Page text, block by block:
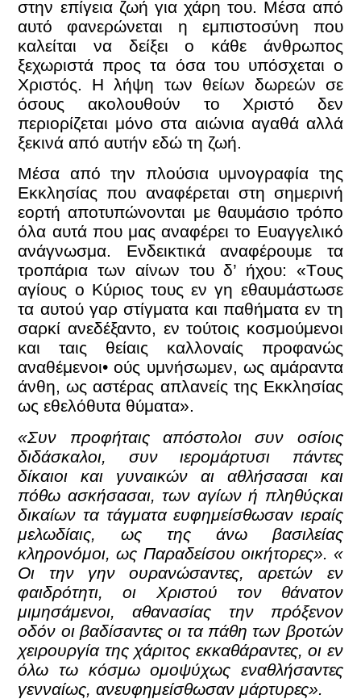
στην επίγεια ζωή για χάρη του. Μέσα από
αυτό φανερώνεται η εμπιστοσύνη που
καλείται να δείξει ο κάθε άνθρωπος
ξεχωριστά προς τα όσα του υπόσχεται ο
Χριστός. Η λήψη των θείων δωρεών σε
όσους ακολουθούν το Χριστό δεν
περιορίζεται μόνο στα αιώνια αγαθά αλλά
ξεκινά από αυτήν εδώ τη ζωή.
Μέσα από την πλούσια υμνογραφία της
Εκκλησίας που αναφέρεται στη σημερινή
εορτή αποτυπώνονται με θαυμάσιο τρόπο
όλα αυτά που μας αναφέρει το Ευαγγελικό
ανάγνωσμα. Ενδεικτικά αναφέρουμε τα
τροπάρια των αίνων του δ’ ήχου: «Tους
αγίους ο Κύριος τους εν γη εθαυμάστωσε
τα αυτού γαρ στίγματα και παθήματα εν τη
σαρκί ανεδέξαντο, εν τούτοις κοσμούμενοι
και ταις θείαις καλλοναίς προφανώς
αναθέμενοι• ούς υμνήσωμεν, ως αμάραντα
άνθη, ως αστέρας απλανείς της Εκκλησίας
ως εθελόθυτα θύματα».
«Συν προφήταις απόστολοι συν οσίοις
διδάσκαλοι, συν ιερομάρτυσι πάντες
δίκαιοι και γυναικών αι αθλήσασαι και
πόθω ασκήσασαι, των αγίων ή πληθύςκαι
δικαίων τα τάγματα ευφημείσθωσαν ιεραίς
μελωδίαις, ως της άνω βασιλείας
κληρονόμοι, ως Παραδείσου οικήτορες». «
Οι την γην ουρανώσαντες, αρετών εν
φαιδρότητι, οι Χριστού τον θάνατον
μιμησάμενοι, αθανασίας την πρόξενον
οδόν οι βαδίσαντες οι τα πάθη των βροτών
χειρουργία της χάριτος εκκαθάραντες, οι εν
όλω τω κόσμω ομοψύχως εναθλήσαντες
γενναίως, ανευφημείσθωσαν μάρτυρες».